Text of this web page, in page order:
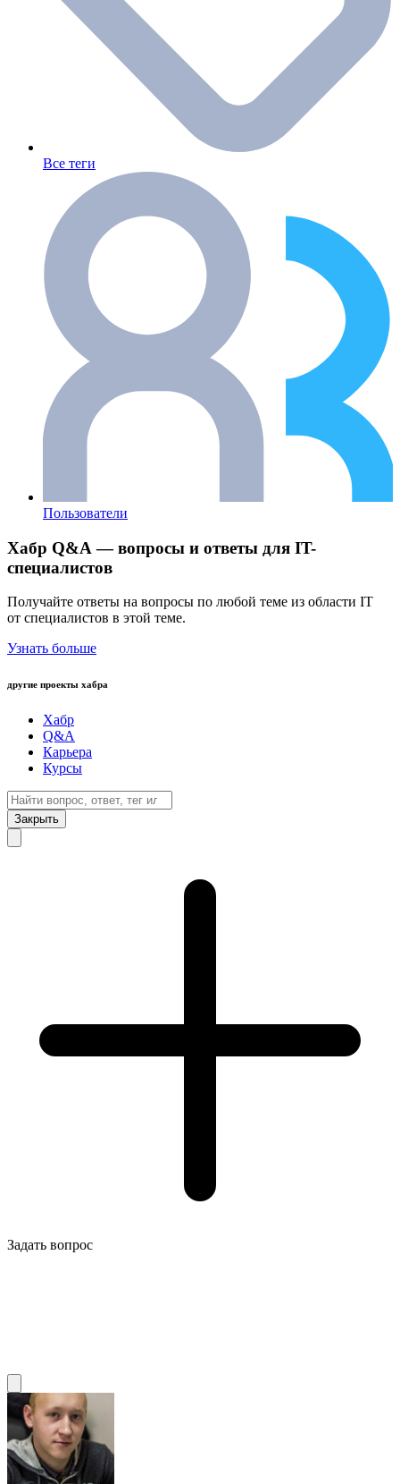
Все теги
Пользователи
Хабр Q&A — вопросы и ответы для IT-
специалистов
Получайте ответы на вопросы по любой теме из области IT
от специалистов в этой теме.
Узнать больше
другие проекты хабра
Хабр
Q&A
Карьера
Курсы
Закрыть
Задать вопрос